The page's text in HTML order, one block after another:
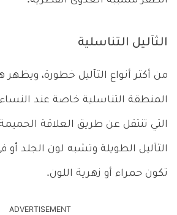
الثآليل التناسلية
من أكثر أنواع الثآليل خطورة، ويظهر
المنطقة التناسلية خاصة عند
التي تنتقل عن طريق العلاقة
الثآليل الطويلة وتشبه لون الجلد
تكون حمراء أو زهرية اللون.
ADVERTISEMENT